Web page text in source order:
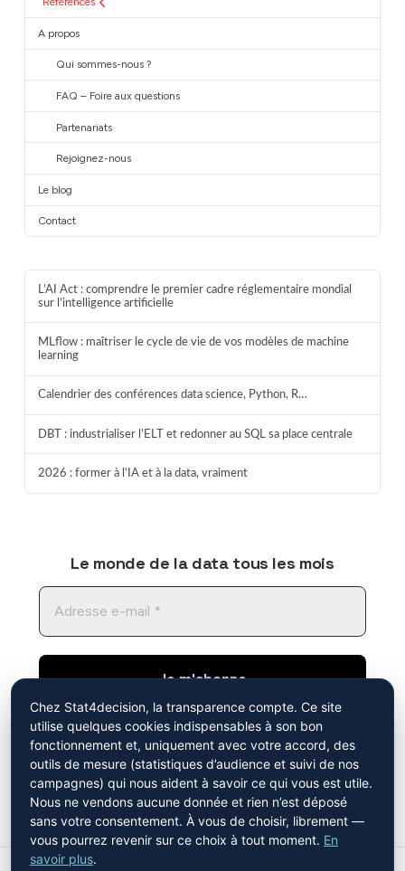
A propos
Qui sommes-nous ?
FAQ – Foire aux questions
Partenariats
Rejoignez-nous
Le blog
Contact
L’AI Act : comprendre le premier cadre réglementaire mondial
sur l’intelligence artificielle
MLflow : maîtriser le cycle de vie de vos modèles de machine
learning
Calendrier des conférences data science, Python, R…
DBT : industrialiser l’ELT et redonner au SQL sa place centrale
2026 : former à l’IA et à la data, vraiment
Le monde de la data tous les mois
En cliquant sur "je m'abonne", vous acceptez de
recevoir notre newsletter. Vous avez pris
connaissance de notrepolitique de
confidentialité
Chez Stat4decision, la transparence compte. Ce site
utilise quelques cookies indispensables à son bon
fonctionnement et, uniquement avec votre accord, des
outils de mesure (statistiques d’audience et suivi de nos
campagnes) qui nous aident à savoir ce qui vous est utile.
Nous ne vendons aucune donnée et rien n’est déposé
sans votre consentement. À vous de choisir, librement —
vous pourrez revenir sur ce choix à tout moment. En
savoir plus.